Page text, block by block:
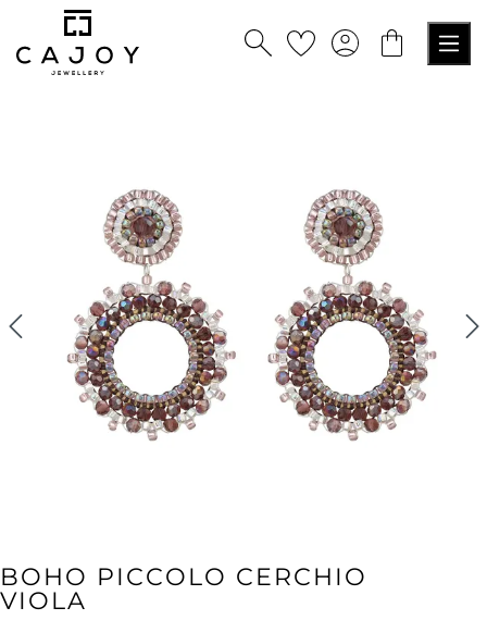
principale
BOHO PICCOLO CERCHIO
VIOLA